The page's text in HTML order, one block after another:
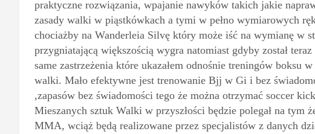
praktyczne rozwiązania, wpajanie nawyków takich jakie
zasady walki w piąstkówkach a tymi w pełno wymiarowych
chociażby na Wanderleia Silvę który może iść na wymianę w
przygniatającą większością wygra natomiast gdyby został
same zastrzeżenia które ukazałem odnośnie treningów boksu
walki. Mało efektywne jest trenowanie Bjj w Gi i bez
,zapasów bez świadomości tego że można otrzymać soccer
Mieszanych sztuk Walki w przyszłości będzie polegał na tym
MMA, wciąż będą realizowane przez specjalistów z danych